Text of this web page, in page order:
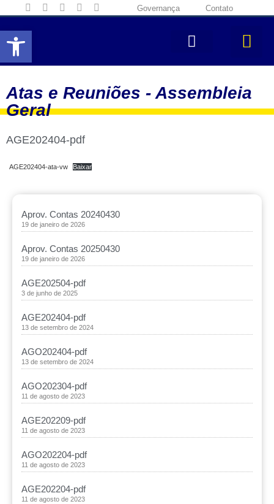
Abrir a barra de ferramentas
Governança Contato
Atas e Reuniões - Assembleia
Geral
AGE202404-pdf
AGE202404-ata-vw Baixar
Aprov. Contas 20240430
19 de janeiro de 2026
Aprov. Contas 20250430
19 de janeiro de 2026
AGE202504-pdf
3 de junho de 2025
AGE202404-pdf
13 de setembro de 2024
AGO202404-pdf
13 de setembro de 2024
AGO202304-pdf
11 de agosto de 2023
AGE202209-pdf
11 de agosto de 2023
AGO202204-pdf
11 de agosto de 2023
AGE202204-pdf
11 de agosto de 2023